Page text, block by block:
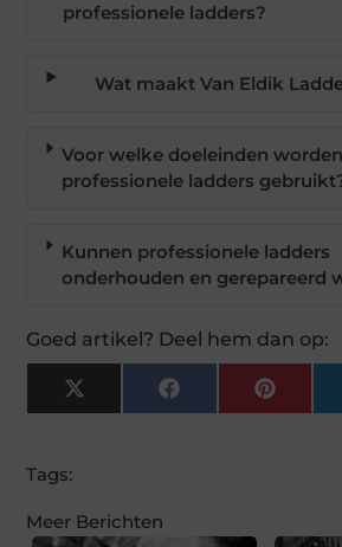
professionele ladders?
Wat maakt Van Eldik
Voor welke doeleinden worden
professionele ladders
Kunnen professionele ladders
onderhouden en gerepareerd
Goed artikel? Deel hem dan op:
X
(Twitter)
Facebook
Tags:
Meer Berichten